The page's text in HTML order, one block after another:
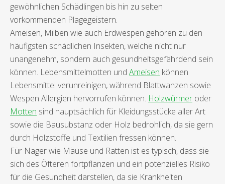
gewöhnlichen Schädlingen bis hin zu selten
vorkommenden Plagegeistern.
Ameisen, Milben wie auch Erdwespen gehören zu den
häufigsten schädlichen Insekten, welche nicht nur
unangenehm, sondern auch gesundheitsgefährdend sein
können. Lebensmittelmotten und Ameisen können
Lebensmittel verunreinigen, während Blattwanzen sowie
Wespen Allergien hervorrufen können. Holzwürmer oder
Motten sind hauptsächlich für Kleidungsstücke aller Art
sowie die Bausubstanz oder Holz bedrohlich, da sie gern
durch Holzstoffe und Textilien fressen können.
Für Nager wie Mäuse und Ratten ist es typisch, dass sie
sich des Öfteren fortpflanzen und ein potenzielles Risiko
für die Gesundheit darstellen, da sie Krankheiten